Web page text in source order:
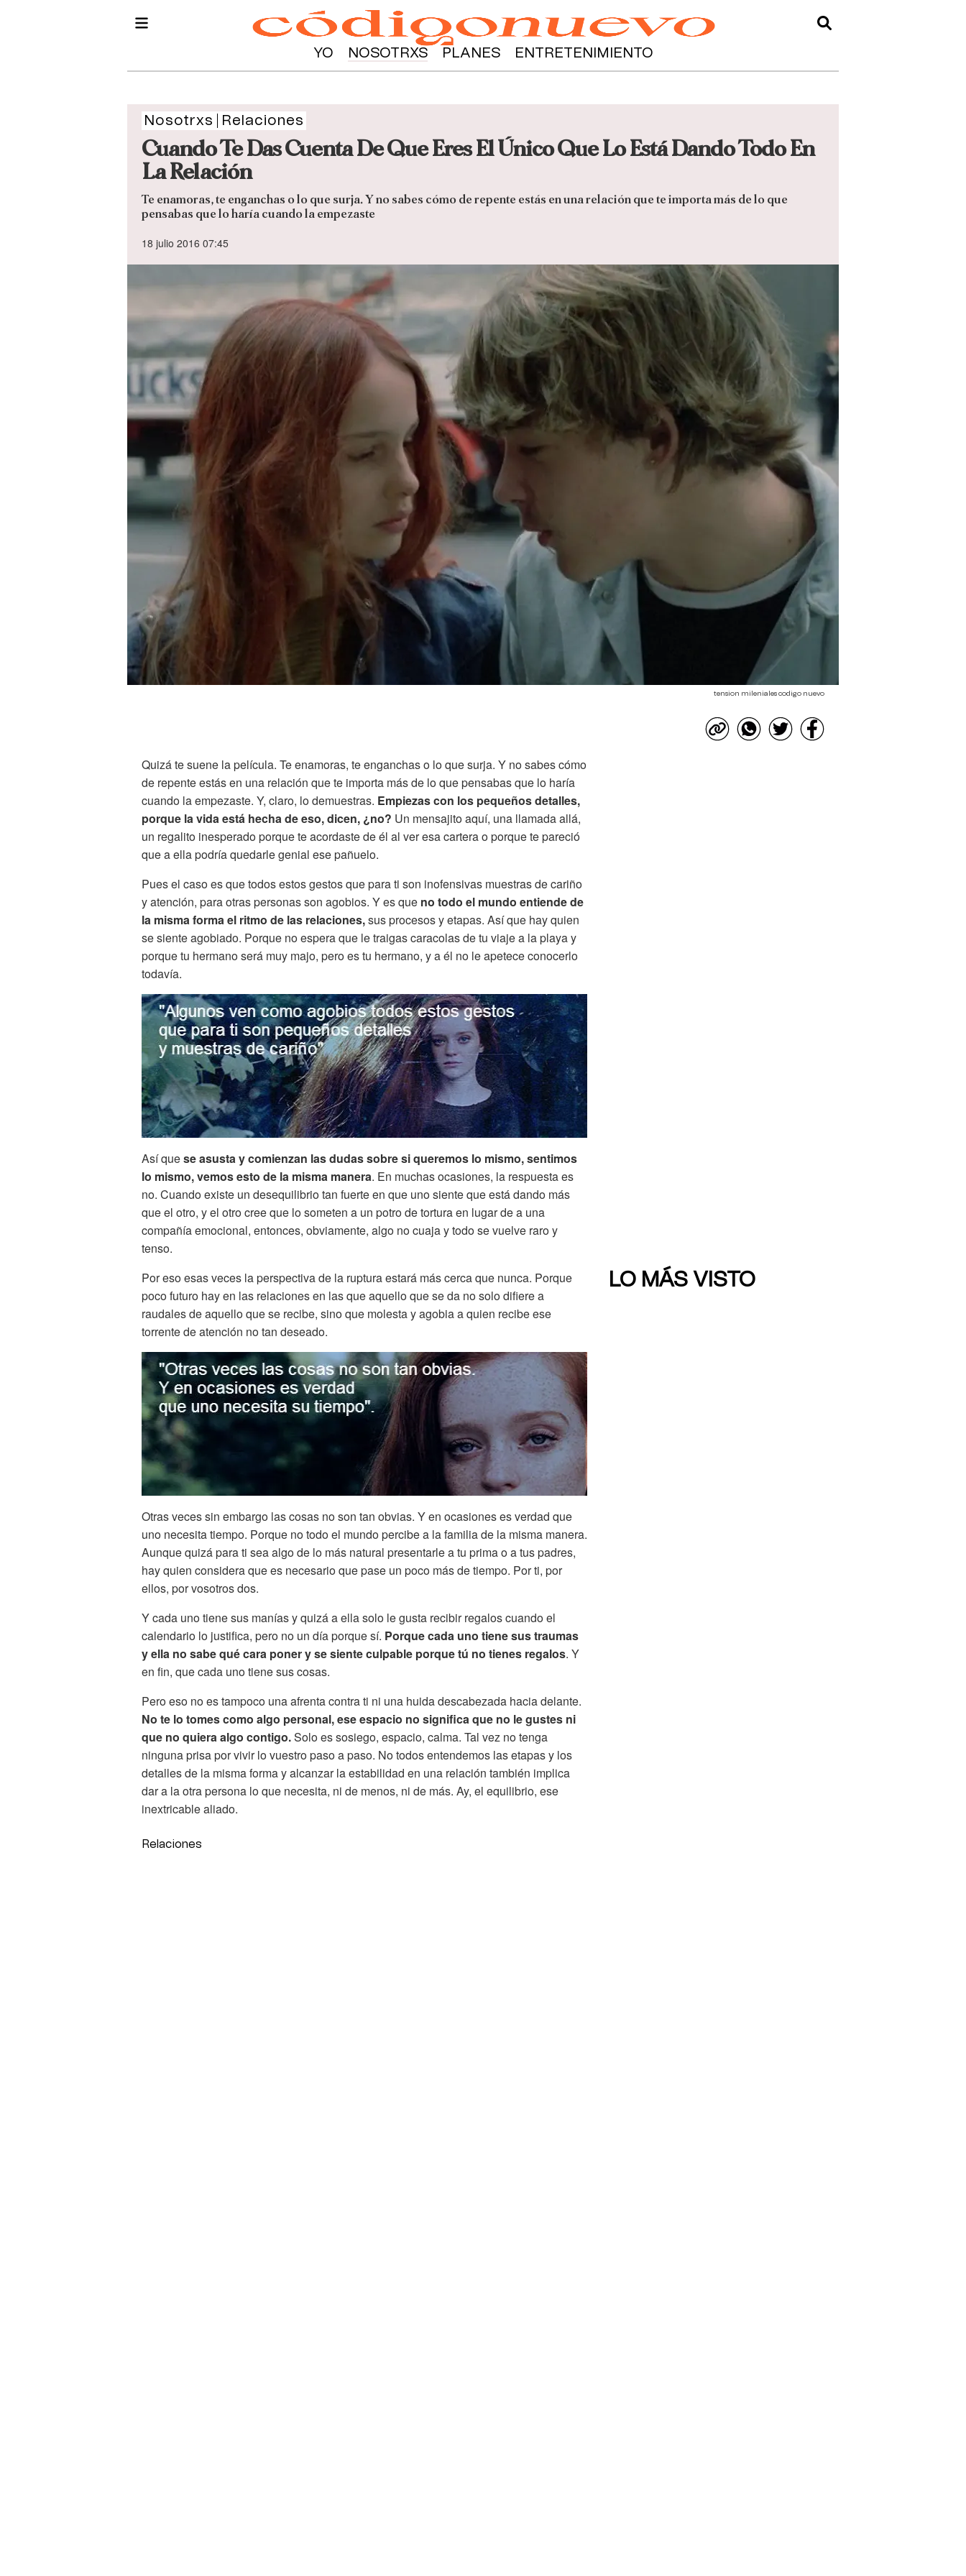
YO NOSOTRXS PLANES ENTRETENIMIENTO
Nosotrxs Relaciones
Cuando Te Das Cuenta De Que Eres El Único Que Lo Está Dando Todo En
La Relación
Te enamoras, te enganchas o lo que surja. Y no sabes cómo de repente estás en una relación que te importa más de lo que
pensabas que lo haría cuando la empezaste
18 julio 2016 07:45
tension mileniales codigo nuevo
Quizá te suene la película. Te enamoras, te enganchas o lo que surja. Y no sabes cómo
de repente estás en una relación que te importa más de lo que pensabas que lo haría
cuando la empezaste. Y, claro, lo demuestras. Empiezas con los pequeños detalles,
porque la vida está hecha de eso, dicen, ¿no? Un mensajito aquí, una llamada allá,
un regalito inesperado porque te acordaste de él al ver esa cartera o porque te pareció
que a ella podría quedarle genial ese pañuelo.
Pues el caso es que todos estos gestos que para ti son inofensivas muestras de cariño
y atención, para otras personas son agobios. Y es que no todo el mundo entiende de
la misma forma el ritmo de las relaciones,sus procesos y etapas. Así que hay quien
se siente agobiado. Porque no espera que le traigas caracolas de tu viaje a la playa y
porque tu hermano será muy majo, pero es tu hermano, y a él no le apetece conocerlo
todavía.
Así quese asusta y comienzan las dudas sobre si queremos lo mismo, sentimos
lo mismo, vemos esto de la misma manera. En muchas ocasiones, la respuesta es
no. Cuando existe un desequilibrio tan fuerte en que uno siente que está dando más
que el otro, y el otro cree que lo someten a un potro de tortura en lugar de a una
compañía emocional, entonces, obviamente, algo no cuaja y todo se vuelve raro y
tenso.
Por eso esas veces la perspectiva de la ruptura estará más cerca que nunca. Porque
poco futuro hay en las relaciones en las que aquello que se da no solo difiere a
raudales de aquello que se recibe, sino que molesta y agobia a quien recibe ese
torrente de atención no tan deseado.
Otras veces sin embargo las cosas no son tan obvias. Y en ocasiones es verdad que
uno necesita tiempo. Porque no todo el mundo percibe a la familia de la misma manera.
Aunque quizá para ti sea algo de lo más natural presentarle a tu prima o a tus padres,
hay quien considera que es necesario que pase un poco más de tiempo. Por ti, por
ellos, por vosotros dos.
Y cada uno tiene sus manías y quizá a ella solo le gusta recibir regalos cuando el
calendario lo justifica, pero no un día porque sí. Porque cada uno tiene sus traumas
y ella no sabe qué cara poner y se siente culpable porque tú no tienes regalos. Y
en fin, que cada uno tiene sus cosas.
Pero eso no es tampoco una afrenta contra ti ni una huida descabezada hacia delante.
No te lo tomes como algo personal, ese espacio no significa que no le gustes ni
que no quiera algo contigo.Solo es sosiego, espacio, calma. Tal vez no tenga
ninguna prisa por vivir lo vuestro paso a paso. No todos entendemos las etapas y los
detalles de la misma forma y alcanzar la estabilidad en una relación también implica
dar a la otra persona lo que necesita, ni de menos, ni de más. Ay, el equilibrio, ese
inextricable aliado.
Relaciones
LO MÁS VISTO